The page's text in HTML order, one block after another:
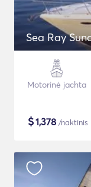
Sea Ray
Motorinė jachta
$1,378 /naktinis